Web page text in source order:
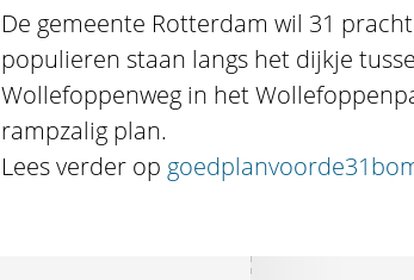
De gemeente Rotterdam wil 31
populieren staan langs het dijkje
Wollefoppenweg in het
rampzalig plan.
Lees verder op